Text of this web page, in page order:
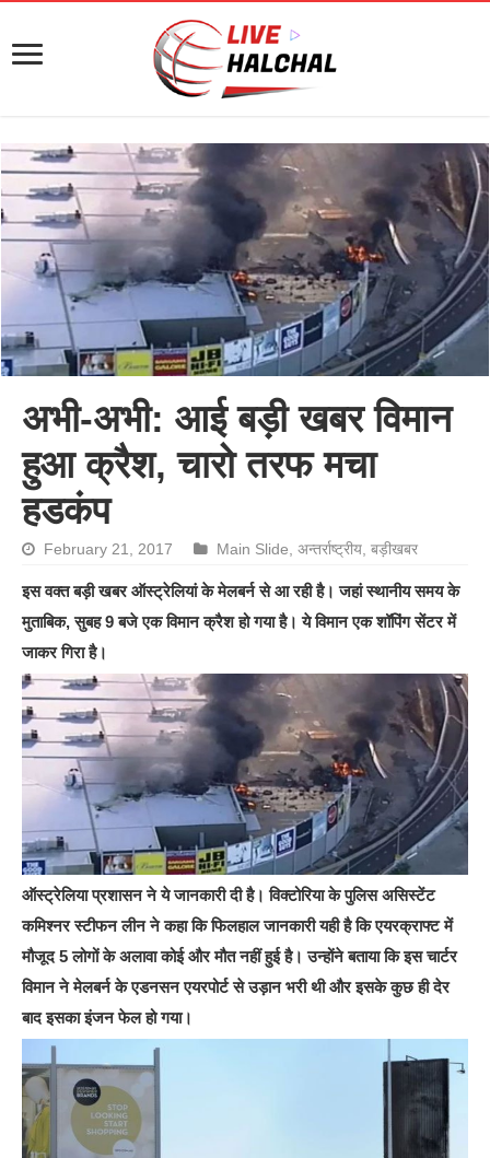
अभी-अभी: आई बड़ी खबर विमान
हुआ क्रैश, चारो तरफ मचा
हडकंप
February 21, 2017 Main Slide,अन्तर्राष्ट्रीय,बड़ीखबर
इस वक्त बड़ी खबर ऑस्ट्रेलियां के मेलबर्न से आ रही है। जहां स्थानीय समय के
मुताबिक, सुबह 9 बजे एक विमान क्रैश हो गया है। ये विमान एक शॉपिंग सेंटर में
जाकर गिरा है।
ऑस्ट्रेलिया प्रशासन ने ये जानकारी दी है। विक्टोरिया के पुलिस असिस्टेंट
कमिश्नर स्टीफन लीन ने कहा कि फिलहाल जानकारी यही है कि एयरक्राफ्ट में
मौजूद 5 लोगों के अलावा कोई और मौत नहीं हुई है। उन्होंने बताया कि इस चार्टर
विमान ने मेलबर्न के एडनसन एयरपोर्ट से उड़ान भरी थी और इसके कुछ ही देर
बाद इसका इंजन फेल हो गया।